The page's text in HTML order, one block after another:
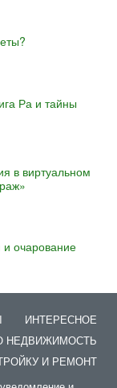
Ра и тайны
в виртуальном
очарование
ИНТЕРЕСНОЕ
НЕДВИЖИМОСТЬ
И РЕМОНТ